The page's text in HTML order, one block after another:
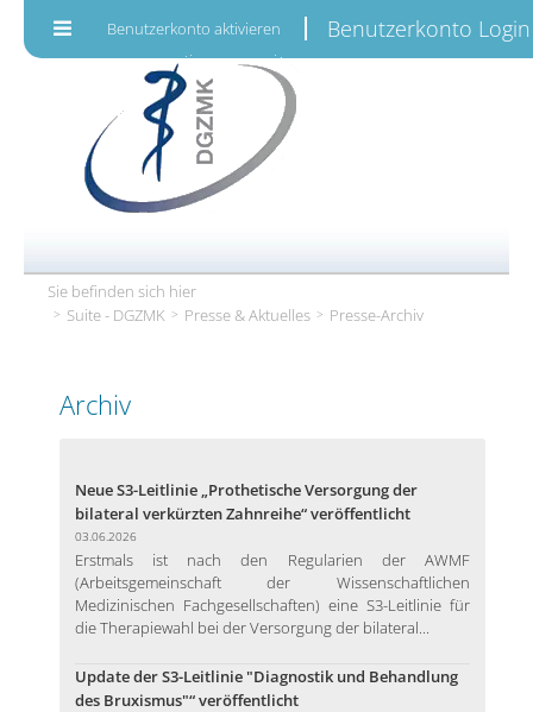
Benutzerkonto aktivieren Benutzerkonto Login
Sie befinden sich hier
Suite - DGZMK
Presse & Aktuelles Presse-Archiv
Archiv
Neue S3-Leitlinie „Prothetische Versorgung der
bilateral verkürzten Zahnreihe“ veröffentlicht
03.06.2026
Erstmals ist nach den Regularien der AWMF
(Arbeitsgemeinschaft der Wissenschaftlichen
Medizinischen Fachgesellschaften) eine S3-Leitlinie für
die Therapiewahl bei der Versorgung der bilateral...
Update der S3-Leitlinie "Diagnostik und Behandlung
des Bruxismus"“ veröffentlicht